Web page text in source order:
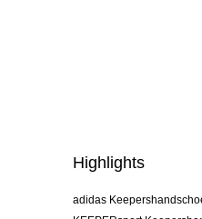
Highlights
adidas